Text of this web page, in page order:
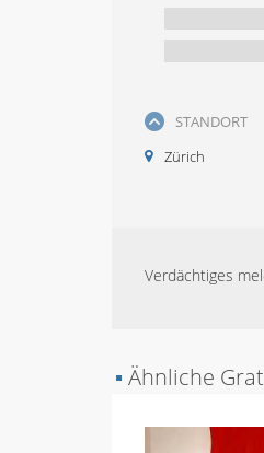
STANDORT
Zürich
Verdächtiges
▪ Ähnliche